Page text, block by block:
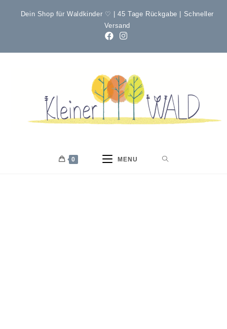
Dein Shop für Waldkinder ♡ | 45 Tage Rückgabe | Schneller
Versand
0 MENU